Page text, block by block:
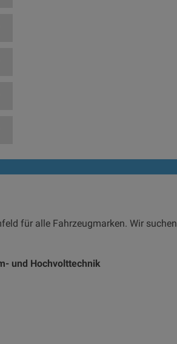
für alle Fahrzeugmarken. Wir suchen
und Hochvolttechnik